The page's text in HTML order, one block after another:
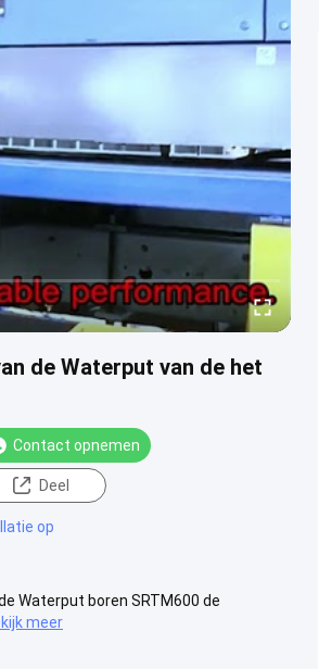
de Waterput van de het
Contact opnemen
Deel
op
Waterput boren SRTM600 de
meer